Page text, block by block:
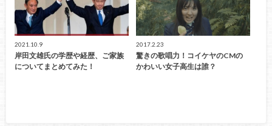
2021.10.9
岸田文雄氏の学歴や経歴、ご家族
についてまとめてみた！
2017.2.23
驚きの歌唱力！コイケヤのCMの
かわいい女子高生は誰？